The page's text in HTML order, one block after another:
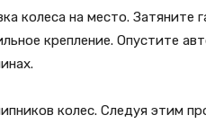
колеса на место. Затяните
крепление. Опустите
колес. Следуя этим